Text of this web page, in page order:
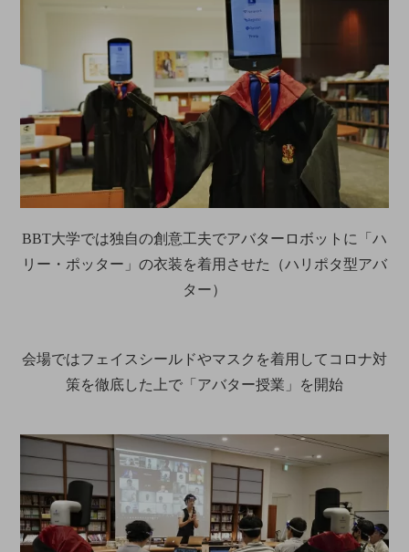
BBT大学では独自の創意工夫でアバターロボットに「ハ
リー・ポッター」の衣装を着用させた（ハリポタ型アバ
ター）
会場ではフェイスシールドやマスクを着用してコロナ対
策を徹底した上で「アバター授業」を開始